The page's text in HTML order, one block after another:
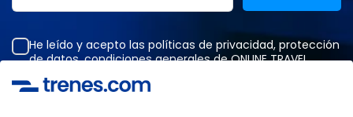
He leído y acepto las políticas de privacidad, protección
de datos,condiciones generalesde ONLINE TRAVEL